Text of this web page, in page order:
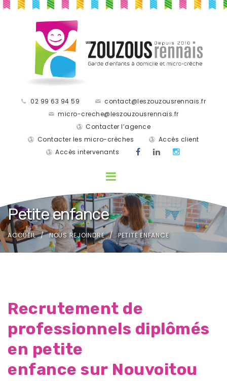
02 99 63 94 59
contact@leszouzousrennais.fr
micro-creche@leszouzousrennais.fr
Contacter l’agence
Contacter les micro-crèches
Accès client
Accès intervenants
Petite enfance
ACCUEIL NOUS REJOINDRE PETITE ENFANCE
Recrutement de
professionnels diplômés
en petite
enfance sur Nouvoitou